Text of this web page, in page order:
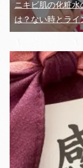
ニキビ肌の化粧
は？ない時とライ